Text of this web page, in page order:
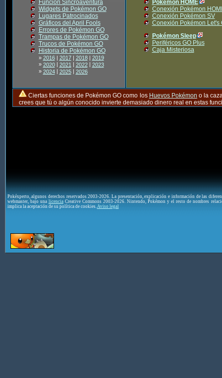
Función Sincroaventura
Widgets de Pokémon GO
Lugares Patrocinados
Gráficos del April Fools
Errores de Pokémon GO
Trampas de Pokémon GO
Trucos de Pokémon GO
Historia de Pokémon GO
» 2016| 2017| 2018| 2019
» 2020| 2021| 2022| 2023
» 2024| 2025| 2026
Pokémon HOME
Conexión Pokémon
Conexión Pokémon SV
Conexión Pokémon Let's
Pokémon Sleep
Periféricos GO Plus
Caja Misteriosa
Ciertas funciones de Pokémon GO como los Huevos Pokémon o la
crees que tú o algún conocido invierte demasiado dinero real en estas
Pokéxperto, algunos derechos reservados 2003-2026. La presentación, explicación e información de las
webmaster, bajo una licenciaCreative Commons 2003-2026. Nintendo, Pokémon y el resto de nombres
implica la aceptación de su política de cookies. Aviso legal